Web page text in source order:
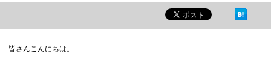
皆さんこんにちは。